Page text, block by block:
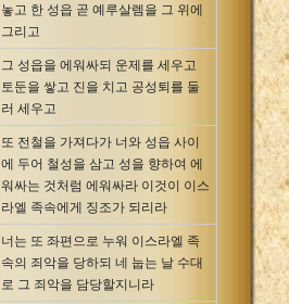
놓고 한 성읍 곧 예루살렘을 그 위에
그리고
그 성읍을 에워싸되 운제를 세우고
토둔을 쌓고 진을 치고 공성퇴를 둘
러 세우고
또 전철을 가져다가 너와 성읍 사이
에 두어 철성을 삼고 성을 향하여 에
워싸는 것처럼 에워싸라 이것이 이스
라엘 족속에게 징조가 되리라
너는 또 좌편으로 누워 이스라엘 족
속의 죄악을 당하되 네 눕는 날 수대
로 그 죄악을 담당할지니라